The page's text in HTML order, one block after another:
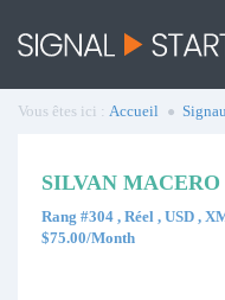
Vous êtes ici : Accueil
SILVAN
Rang #304 , Réel , USD ,
$75.00/Month